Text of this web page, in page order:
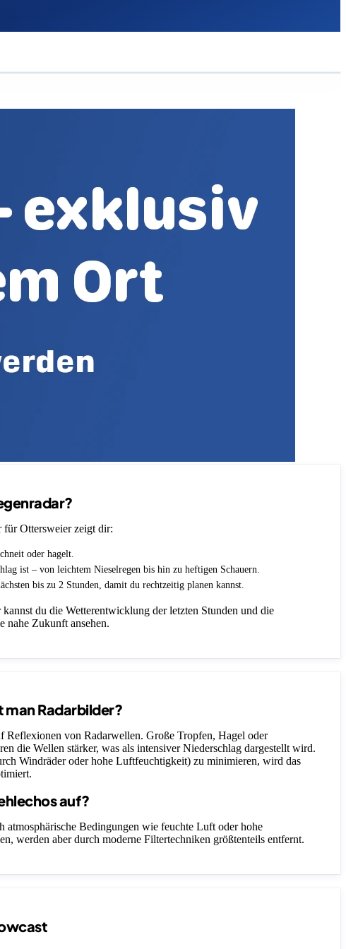
für Ottersweier zeigt dir:
oder hagelt.
ist – von leichtem Nieselregen bis hin zu heftigen Schauern.
bis zu 2 Stunden, damit du rechtzeitig planen kannst.
du die Wetterentwicklung der letzten Stunden und die
nahe Zukunft ansehen.
Radarbilder?
Reflexionen von Radarwellen. Große Tropfen, Hagel oder
die Wellen stärker, was als intensiver Niederschlag dargestellt wird.
Windräder oder hohe Luftfeuchtigkeit) zu minimieren, wird das
auf?
atmosphärische Bedingungen wie feuchte Luft oder hohe
werden aber durch moderne Filtertechniken größtenteils entfernt.